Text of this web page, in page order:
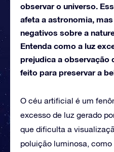
observar o universo.
afeta a astronomia,
negativos sobre a
Entenda como a luz
prejudica a observação
feito para preservar a
O céu artificial é um
excesso de luz gerado
que dificulta a
poluição luminosa,